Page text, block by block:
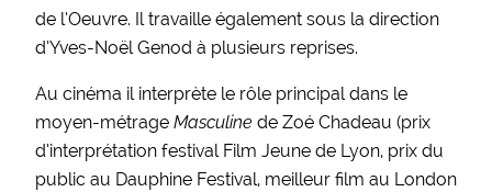
de l’Oeuvre. Il travaille également sous la direction
d’Yves-Noël Genod à plusieurs reprises.
Au cinéma il interprète le rôle principal dans le
moyen-métrage Masculine de Zoé Chadeau (prix
d’interprétation festival Film Jeune de Lyon, prix du
public au Dauphine Festival, meilleur film au London